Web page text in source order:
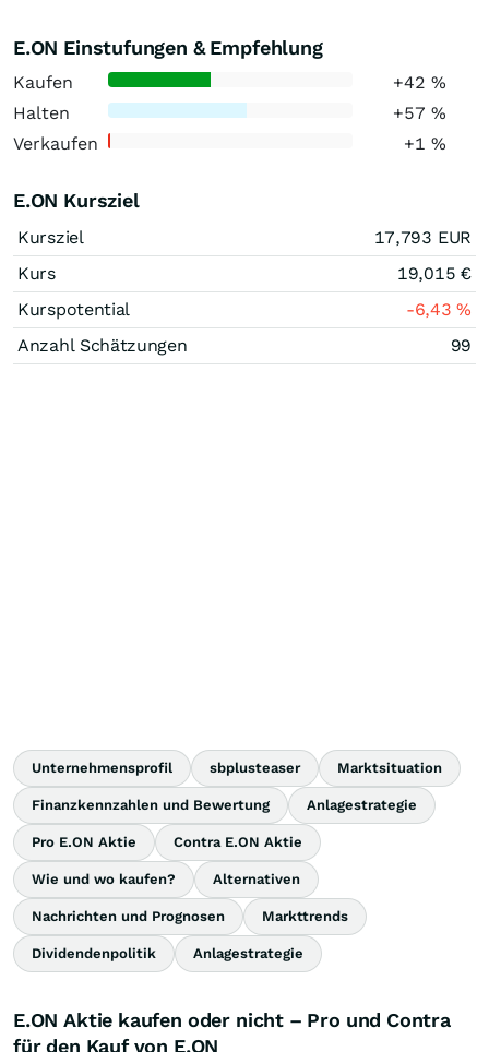
E.ON Einstufungen & Empfehlung
Kaufen +42%
Halten
+57%
Verkaufen
+1%
E.ON Kursziel
Kursziel 17,793 EUR
Kurs
19,015 €
Kurspotential
-6,43%
Anzahl Schätzungen
99
Unternehmensprofil sbplusteaser Marktsituation
Finanzkennzahlen und Bewertung Anlagestrategie
Pro E.ON Aktie Contra E.ON Aktie
Wie und wo kaufen? Alternativen
Nachrichten und Prognosen Markttrends
Dividendenpolitik Anlagestrategie
E.ON Aktie kaufen oder nicht – Pro und Contra
für den Kauf von E.ON